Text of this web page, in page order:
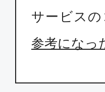
サービス
参考になっ